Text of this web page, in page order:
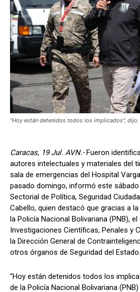
“Hoy están detenidos todos los implicados",
Caracas, 19 Jul. AVN.-Fueron
autores intelectuales y materiales del
sala de emergencias del Hospital
pasado domingo, informó este
Sectorial de Política, Seguridad
Cabello, quien destacó que gracias a
la Policía Nacional Bolivariana (PNB), el
Investigaciones Científicas, Penales y
la Dirección General de
otros órganos de Seguridad del Estado.
“Hoy están detenidos todos los
de la Policía Nacional Bolivariana